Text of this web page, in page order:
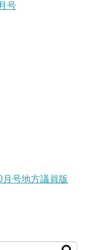
号
月号地方議員版